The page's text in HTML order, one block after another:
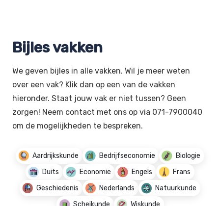
Bijles vakken
We geven bijles in alle vakken. Wil je meer weten
over een vak? Klik dan op een van de vakken
hieronder. Staat jouw vak er niet tussen? Geen
zorgen! Neem contact met ons op via 071-7900040
om de mogelijkheden te bespreken.
Aardrijkskunde Bedrijfseconomie
Biologie
Duits
Economie Engels
Frans
Geschiedenis
Nederlands
Natuurkunde